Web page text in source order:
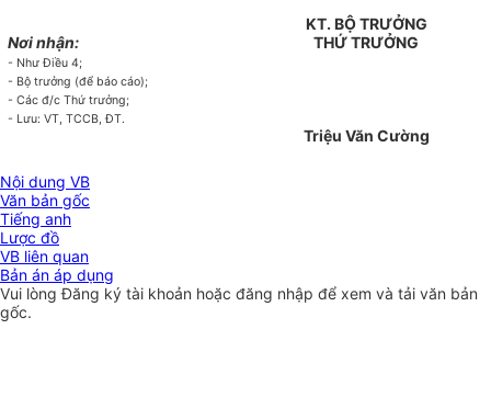
Nơi nhận:
- Như Điều 4;
- Bộ trưởng (để báo cáo);
- Các đ/c Thứ trưởng;
- Lưu: VT, TCCB, ĐT.
KT. BỘ TRƯỞNG
THỨ TRƯỞNG
Triệu Văn Cường
Nội dung VB
Văn bản gốc
Tiếng anh
Lược đồ
VB liên quan
Bản án áp dụng
Vui lòngĐăng ký tài khoản hoặc đăng nhập để xem và tải văn bản
gốc.